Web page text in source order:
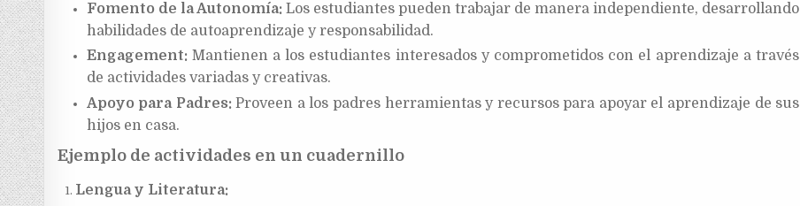
Fomento de la Autonomía: Los estudiantes pueden trabajar de manera independiente, desarrollando
habilidades de autoaprendizaje y responsabilidad.
Engagement: Mantienen a los estudiantes interesados y comprometidos con el aprendizaje a través
de actividades variadas y creativas.
Apoyo para Padres: Proveen a los padres herramientas y recursos para apoyar el aprendizaje de sus
hijos en casa.
Ejemplo de actividades en un cuadernillo
Lengua y Literatura: